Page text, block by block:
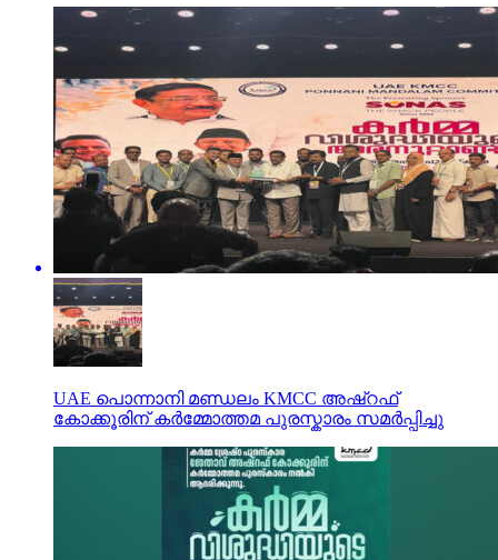
UAE പൊന്നാനി മണ്ഡലം KMCC അഷ്‌റഫ്
കോക്കൂരിന് കർമ്മോത്തമ പുരസ്കാരം സമർപ്പിച്ചു